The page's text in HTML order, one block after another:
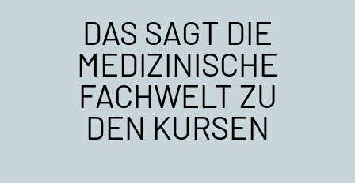
DAS SAGT DIE
MEDIZINISCHE
FACHWELT ZU
DEN KURSEN